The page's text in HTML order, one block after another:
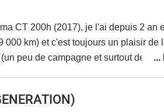
CT 200h (2017), je l'ai depuis 2 an
000 km) et c'est toujours un plaisir de
peu de campagne et surtout de la
conduite fluide... Et au revoir les